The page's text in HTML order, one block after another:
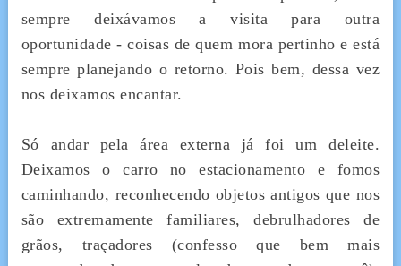
sempre deixávamos a visita para outra
oportunidade - coisas de quem mora pertinho e está
sempre planejando o retorno. Pois bem, dessa vez
nos deixamos encantar.
Só andar pela área externa já foi um deleite.
Deixamos o carro no estacionamento e fomos
caminhando, reconhecendo objetos antigos que nos
são extremamente familiares, debrulhadores de
grãos, traçadores (confesso que bem mais